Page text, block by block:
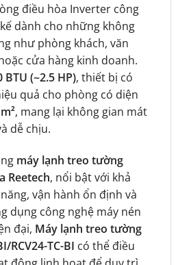
điều hòa Inverter công
dành cho những không
như phòng khách, văn
cửa hàng kinh doanh.
BTU (~2.5 HP), thiết bị có
quả cho phòng có diện
, mang lại không gian mát
dễ chịu.
máy lạnh treo tường
Reetech, nổi bật với khả
vận hành ổn định và
dụng công nghệ máy nén
đại, Máy lạnh treo tường
RCV24-TC-BI có thể điều